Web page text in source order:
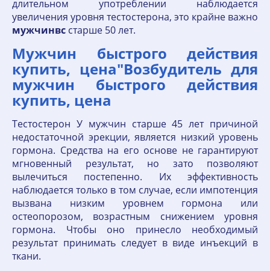
длительном употреблении наблюдается
увеличения уровня тестостерона, это крайне важно
мужчинвс старше 50 лет.
Мужчин быстрого действия
купить, цена"Возбудитель для
мужчин быстрого действия
купить, цена
Тестостерон У мужчин старше 45 лет причиной
недостаточной эрекции, является низкий уровень
гормона. Средства на его основе не гарантируют
мгновенный результат, но зато позволяют
вылечиться постепенно. Их эффективность
наблюдается только в том случае, если импотенция
вызвана низким уровнем гормона или
остеопорозом, возрастным снижением уровня
гормона. Чтобы оно принесло необходимый
результат принимать следует в виде инъекций в
ткани.